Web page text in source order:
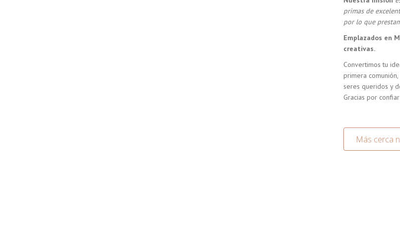
primas de
por lo que
Emplazados en
creativas.
Convertimos tu
primera
seres queridos y
Gracias por
Más cerca